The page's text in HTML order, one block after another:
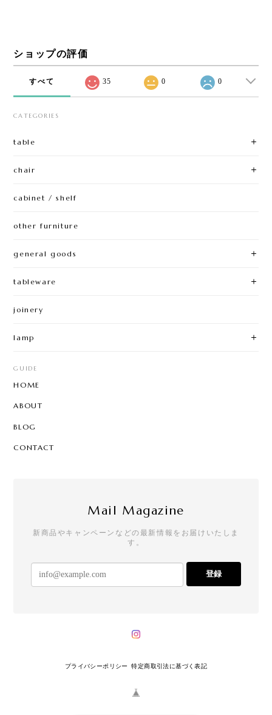
ショップの評価
すべて 35 0 0
CATEGORIES
table
chair
cabinet / shelf
other furniture
general goods
tableware
joinery
lamp
GUIDE
HOME
ABOUT
BLOG
CONTACT
Mail Magazine
新商品やキャンペーンなどの最新情報をお届けいたしま
す。
登録
プライバシーポリシー 特定商取引法に基づく表記